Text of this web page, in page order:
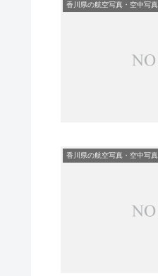
香川県の航空写真・空中写真
香川県の航空写真・空中写真